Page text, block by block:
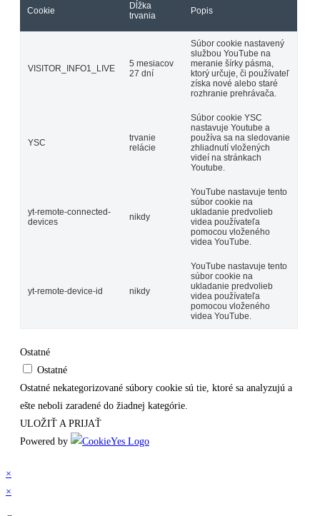
Cookie
Dĺžka
trvania
Popis
VISITOR_INFO1_LIVE
5 mesiacov
27 dní
Súbor cookie nastavený
službou YouTube na
meranie šírky pásma,
ktorý určuje, či používateľ
získa nové alebo staré
rozhranie prehrávača.
YSC
trvanie
relácie
Súbor cookie YSC
nastavuje Youtube a
používa sa na sledovanie
zhliadnutí vložených
videí na stránkach
Youtube.
yt-remote-connected-
devices
nikdy
YouTube nastavuje tento
súbor cookie na
ukladanie predvolieb
videa používateľa
pomocou vloženého
videa YouTube.
yt-remote-device-id nikdy
YouTube nastavuje tento
súbor cookie na
ukladanie predvolieb
videa používateľa
pomocou vloženého
videa YouTube.
Ostatné
Ostatné
Ostatné nekategorizované súbory cookie sú tie, ktoré sa analyzujú a
ešte neboli zaradené do žiadnej kategórie.
ULOŽIŤ A PRIJAŤ
Powered by
×
×